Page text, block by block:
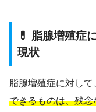
💊 脂腺増殖症
現状
脂腺増殖症に対して
できるものは、残